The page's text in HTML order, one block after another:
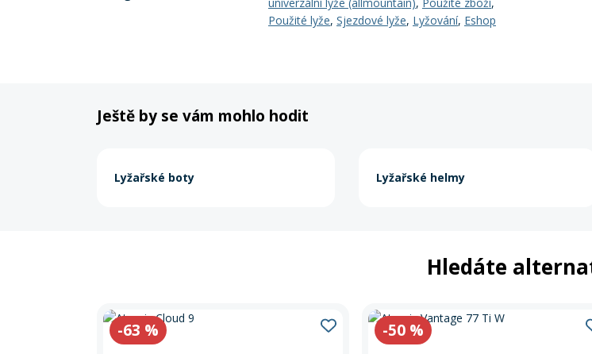
Použité lyže, Sjezdové lyže, Lyžování, Eshop
Ještě by se vám mohlo hodit
Lyžařské boty Lyžařské helmy
Hledáte
-63 % -50 %